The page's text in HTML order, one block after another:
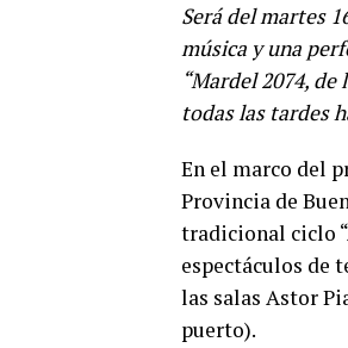
Será del martes
música y una
“Mardel 2074,
todas las tardes
En el marco del
Provincia de
tradicional ciclo
espectáculos de
las salas Astor
puerto).